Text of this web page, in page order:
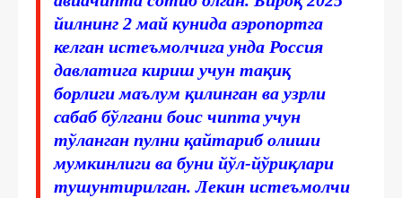
йилнинг 2 май кунида аэропортга
келган истеъмолчига унда Россия
давлатига кириш учун тақиқ
борлиги маълум қилинган ва узрли
сабаб бўлгани боис чипта учун
тўланган пулни қайтариб олиши
мумкинлиги ва буни йўл-йўриқлари
тушунтирилган. Лекин истеъмолчи